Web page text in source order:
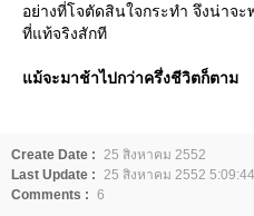
อย่างที่โจตัดสินใจกระทำ จึงน่าจะ
ที่แท้จริงสักที
ม้จะมาช้าไปกว่าครึ่งชีวิตก็ตาม
Create Date :
25 สิงหาคม 2552
Last Update :
25 สิงหาคม 2552
Comments : 6